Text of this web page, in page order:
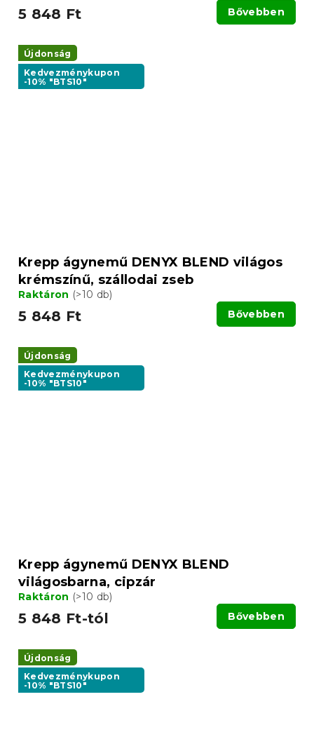
5 848 Ft Bővebben
Újdonság
Kedvezménykupon
-10% "BTS10"
Krepp ágynemű DENYX BLEND világos
krémszínű, szállodai zseb
Raktáron (>10 db)
5 848 Ft Bővebben
Újdonság
Kedvezménykupon
-10% "BTS10"
Krepp ágynemű DENYX BLEND
világosbarna, cipzár
Raktáron (>10 db)
5 848 Ft-tól Bővebben
Újdonság
Kedvezménykupon
-10% "BTS10"